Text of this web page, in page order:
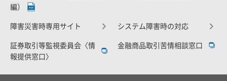
編）
障害災害時専用サイト システム障害時の対応
証券取引等監視委員会〈情
報提供窓口〉
金融商品取引苦情相談窓口